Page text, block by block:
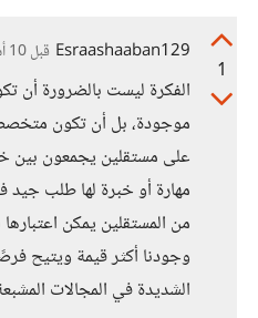
1
Esraashaaban129 قبل 10 أشهر
الفكرة ليست بالضرورة أن
موجودة، بل أن تكون
على مستقلين يجمعون بين
مهارة أو خبرة لها طلب جيد
من المستقلين يمكن اعتبارها
وجودنا أكثر قيمة ويتيح
الشديدة في المجالات